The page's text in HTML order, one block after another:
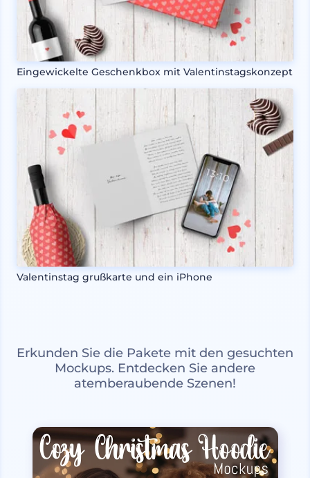
Eingewickelte Geschenkbox mit Valentinstagskonzept
Valentinstag grußkarte und ein iPhone
Erkunden Sie die Pakete mit den gesuchten
Mockups. Entdecken Sie andere
atemberaubende Szenen!